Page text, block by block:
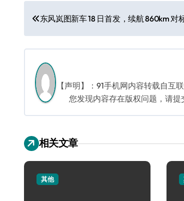
文
章
导
航
东风岚图新车 18 日首发，续航 860km 对
【声明】：91手机网内容转载自
您发现内容存在版权问题，请提
相关文章
其他